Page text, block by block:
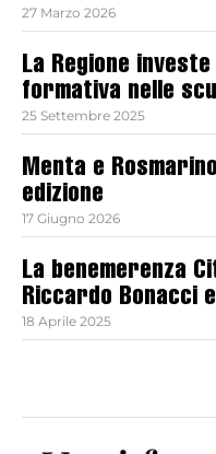
27 Marzo 2026
La Regione
formativa nelle
25 Settembre 2025
Menta e
edizione
17 Giugno 2026
La benemerenza
Riccardo Bonacci
18 Aprile 2025